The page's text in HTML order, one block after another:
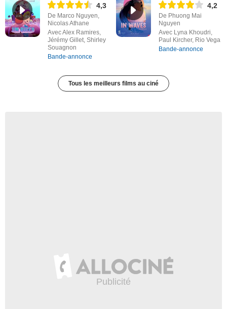
4,3
De Marco Nguyen,
Nicolas Athane
Avec Alex Ramires,
Jérémy Gillet, Shirley
Souagnon
Bande-annonce
4,2
De Phuong Mai
Nguyen
Avec Lyna Khoudri,
Paul Kircher, Rio Vega
Bande-annonce
Tous les meilleurs films au ciné